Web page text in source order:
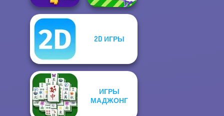
Bubble Shooter
Pro 4
2D ИГРЫ
ИГРЫ
МАДЖОНГ